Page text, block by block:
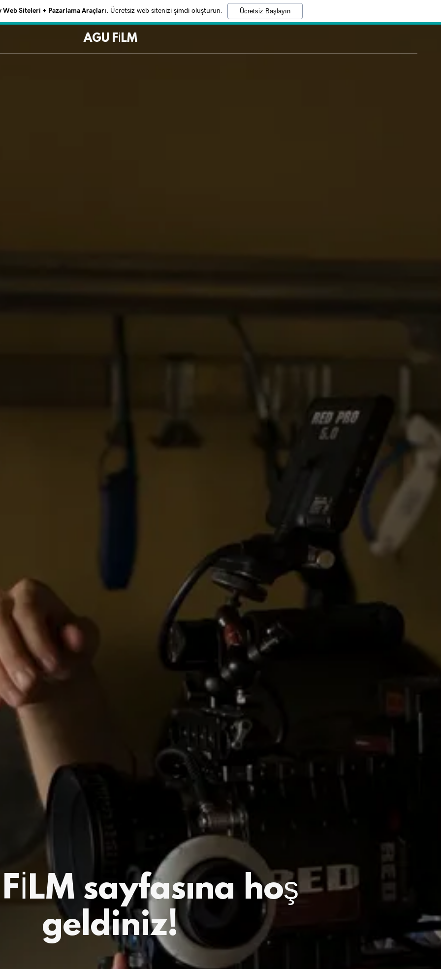
Web Siteleri + Pazarlama Araçları. Ücretsiz web sitenizi şimdi oluşturun. Ücretsiz Başlayın
AGU FİLM
sayfasına hoş
geldiniz!